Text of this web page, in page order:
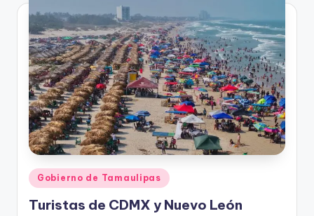
Publicado
en
Gobierno de Tamaulipas
Turistas de CDMX y Nuevo León